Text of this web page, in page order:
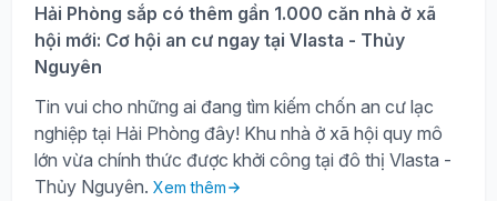
Hải Phòng sắp có thêm gần 1.000 căn nhà ở xã
hội mới: Cơ hội an cư ngay tại Vlasta - Thủy
Nguyên
Tin vui cho những ai đang tìm kiếm chốn an cư lạc
nghiệp tại Hải Phòng đây! Khu nhà ở xã hội quy mô
lớn vừa chính thức được khởi công tại đô thị Vlasta -
Thủy Nguyên. Xem thêm